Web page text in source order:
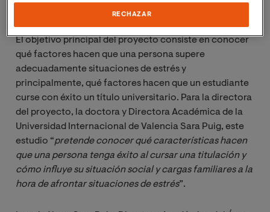
El objetivo principal del proyecto consiste en conocer
qué factores hacen que una persona supere
adecuadamente situaciones de estrés y
principalmente, qué factores hacen que un estudiante
curse con éxito un título universitario. Para la directora
del proyecto, la doctora y Directora Académica de la
Universidad Internacional de Valencia Sara Puig, este
estudio “pretende conocer qué características hacen
que una persona tenga éxito al cursar una titulación y
cómo influye su situación social y cargas familiares a la
hora de afrontar situaciones de estrés”.
RECHAZAR